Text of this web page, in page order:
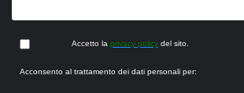
Accetto la privacy policy del sito.
Acconsento al trattamento dei dati personali per: